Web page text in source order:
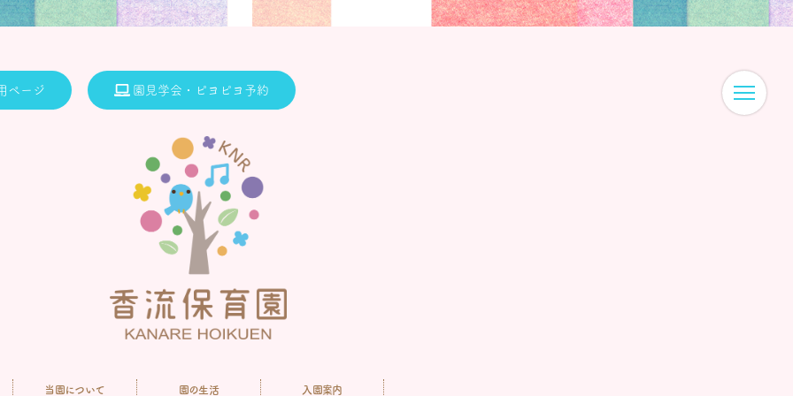
ページ 園見学会・ピヨピヨ予約
当園について 園の生活 入園案内